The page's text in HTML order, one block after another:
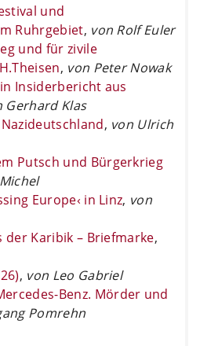
und
Ruhrgebiet, von Rolf Euler
und für zivile
, von Peter Nowak
Insiderbericht aus
Gerhard Klas
, von Ulrich
Putsch und Bürgerkrieg
Europe‹ in Linz, von
der Karibik – Briefmarke,
, von Leo Gabriel
Benz. Mörder und
Pomrehn